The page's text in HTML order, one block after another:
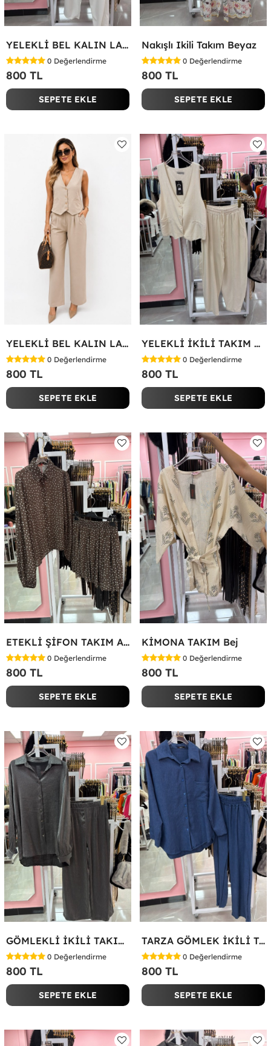
YELEKLİ BEL KALIN LASTİK İKİLİ TAKIM Beyaz
0 Değerlendirme
800 TL
SEPETE EKLE
Nakışlı Ikili Takım Beyaz
0 Değerlendirme
800 TL
SEPETE EKLE
YELEKLİ BEL KALIN LASTİK İKİLİ TAKIM Bej
0 Değerlendirme
800 TL
SEPETE EKLE
YELEKLİ İKİLİ TAKIM Bej
0 Değerlendirme
800 TL
SEPETE EKLE
ETEKLİ ŞİFON TAKIM Acı Kahve
0 Değerlendirme
800 TL
SEPETE EKLE
KİMONA TAKIM Bej
0 Değerlendirme
800 TL
SEPETE EKLE
GÖMLEKLİ İKİLİ TAKIM Gri
0 Değerlendirme
800 TL
SEPETE EKLE
TARZA GÖMLEK İKİLİ TAKIM KOT KUMAŞ Mavi
0 Değerlendirme
800 TL
SEPETE EKLE